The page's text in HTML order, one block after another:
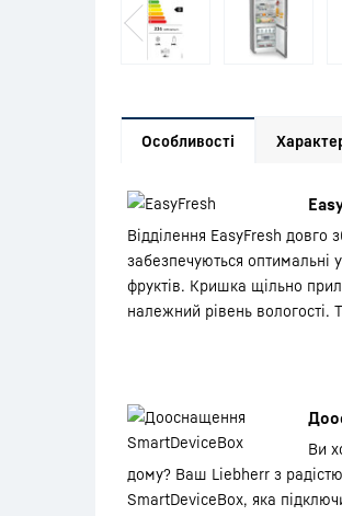
Особливості
Відділення EasyFresh довго
забезпечуються оптимальні
фруктів. Кришка щільно
належний рівень
Ви
дому? Ваш Liebherr з
SmartDeviceBox, яка